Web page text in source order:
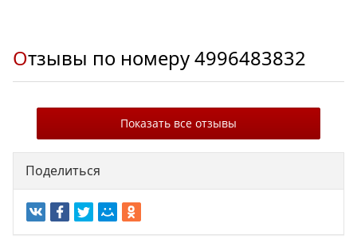
Отзывы по номеру4996483832
Показать все отзывы
Поделиться